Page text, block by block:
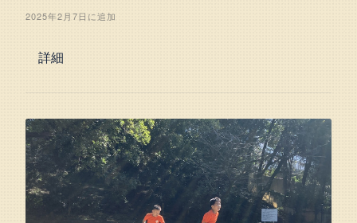
2025年2月7日に追加
詳細